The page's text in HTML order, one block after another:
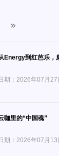
Energy到红芭乐，
期：2026年07月27
咖里的“中国魂”
期：2026年07月13